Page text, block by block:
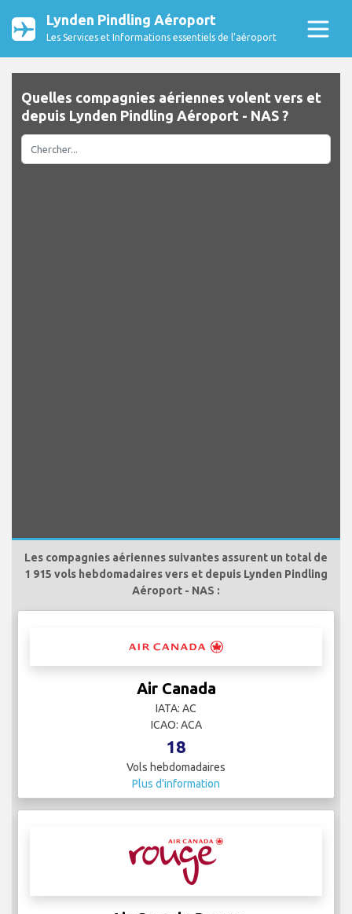
Lynden Pindling Aéroport
Les Services et Informations essentiels de l’aéroport
Quelles compagnies aériennes volent vers et
depuis Lynden Pindling Aéroport - NAS ?
Les compagnies aériennes suivantes assurent un total de
1 915 vols hebdomadaires vers et depuis Lynden Pindling
Aéroport - NAS :
Air Canada
IATA: AC
ICAO: ACA
18
Vols hebdomadaires
Plus d'information